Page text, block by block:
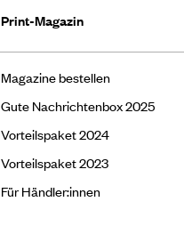
Print-Magazin
Magazine bestellen
Gute Nachrichtenbox 2025
Vorteilspaket 2024
Vorteilspaket 2023
Für Händler:innen